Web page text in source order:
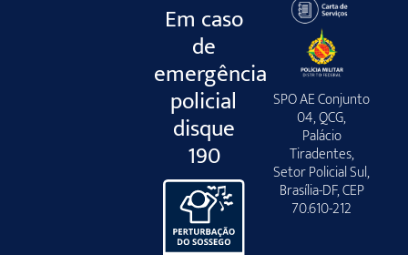
Em caso
de
emergência
policial
disque
190
SPO AE Conjunto
04, QCG,
Palácio
Tiradentes,
Setor Policial Sul,
Brasília-DF, CEP
70.610-212